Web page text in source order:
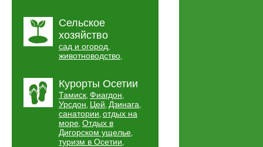
Сельское
хозяйство
сад и огород,
животноводство,
Курорты Осетии
Тамиск, Фиагдон,
Урсдон, Цей, Дзинага,
санатории, отдых на
море, Отдых в
Дигорском ущелье,
туризм в Осетии,